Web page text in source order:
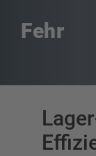
Fehr
Einseitiges
Kragarmregal
Weitere